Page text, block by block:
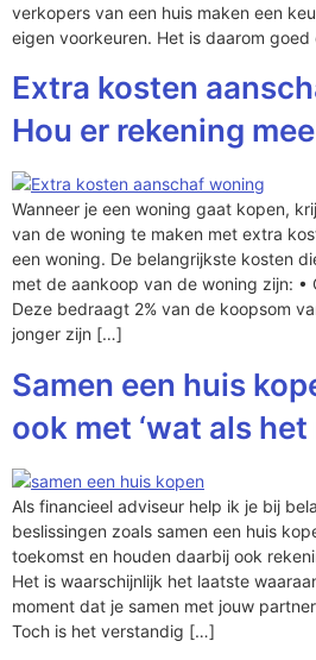
verkopers van een huis maken een
eigen voorkeuren. Het is daarom
Extra kosten
Hou er rekening
Wanneer je een woning gaat kopen,
van de woning te maken met extra
een woning. De belangrijkste kosten
met de aankoop van de woning zijn: •
Deze bedraagt 2% van de koopsom
jonger zijn […]
Samen een huis
ook met ‘wat als het
Als financieel adviseur help ik je bij
beslissingen zoals samen een huis
toekomst en houden daarbij ook
Het is waarschijnlijk het laatste
moment dat je samen met jouw
Toch is het verstandig […]